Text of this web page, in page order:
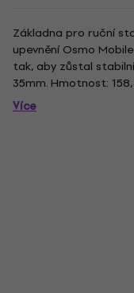
Základna pro ruční
upevnění Osmo
tak, aby zůstal
35mm. Hmotnost:
Více